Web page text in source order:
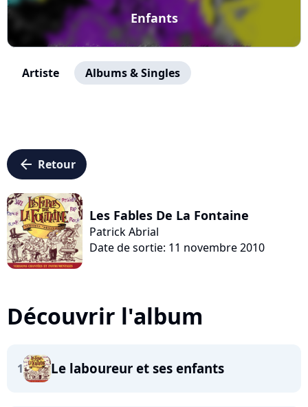
Enfants
Artiste Albums & Singles
arrow_left Retour
Les Fables De La Fontaine
Patrick Abrial
Date de sortie: 11 novembre 2010
Découvrir l'album
1 Le laboureur et ses enfants